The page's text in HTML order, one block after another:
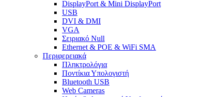
DisplayPort & Mini DisplayPort
USB
DVI & DMI
VGA
Σειριακό Null
Ethernet & POE & WiFi SMA
Περιφερειακά
Πληκτρολόγια
Ποντίκια Υπολογιστή
Bluetooth USB
Web Cameras